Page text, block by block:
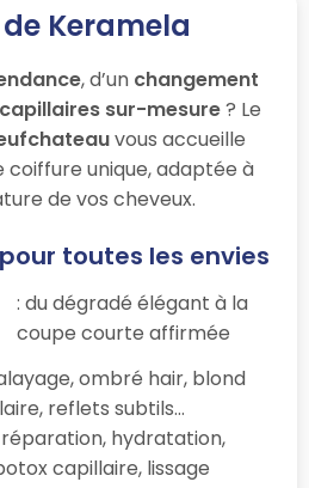
Keramela
, d’un changement
sur-mesure? Le
vous accueille
coiffure unique, adaptée à
de vos cheveux.
toutes les envies
: du dégradé élégant à la
coupe courte affirmée
ombré hair, blond
reflets subtils…
réparation, hydratation,
capillaire, lissage